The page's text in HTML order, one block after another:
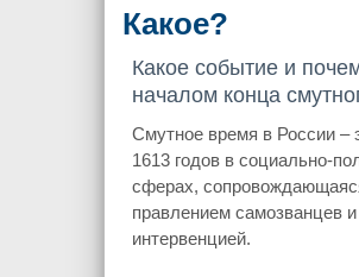
Какое?
Какое событие и
началом конца
Смутное время в России –
1613 годов в социально-
сферах,
правлением самозванцев
интервенцией.